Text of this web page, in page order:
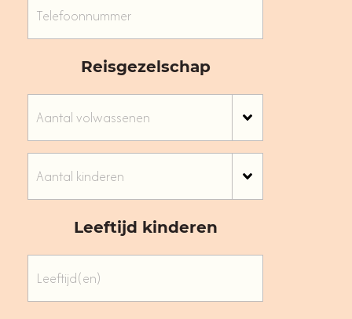
Reisgezelschap
Leeftijd kinderen